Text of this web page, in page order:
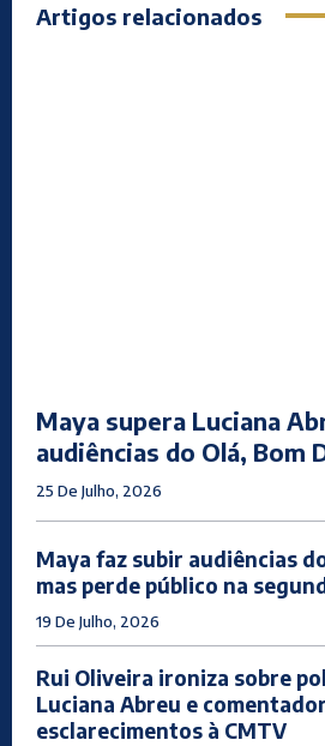
Artigos relacionados
Maya supera Luciana
audiências do Olá, Bom
25 De Julho, 2026
Maya faz subir audiências do
mas perde público na
19 De Julho, 2026
Rui Oliveira ironiza sobre
Luciana Abreu e
esclarecimentos à CMTV